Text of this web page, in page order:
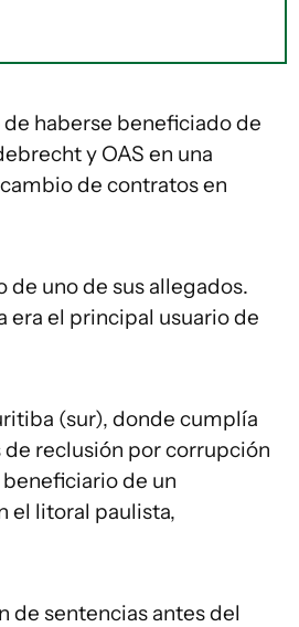
haberse beneficiado de
y OAS en una
de contratos en
de uno de sus allegados.
era el principal usuario de
(sur), donde cumplía
de reclusión por corrupción
de un
el litoral paulista,
de sentencias antes del